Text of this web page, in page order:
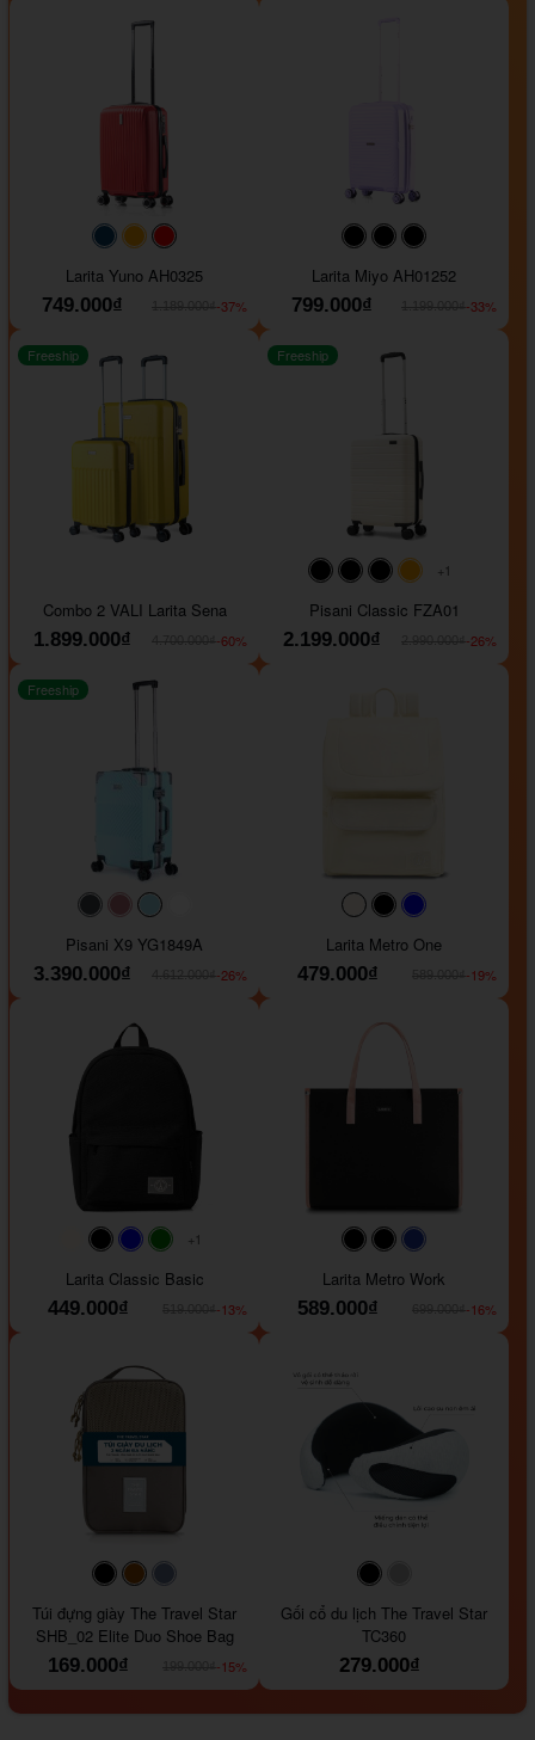
#093f69#ffa500
Larita Yuno AH0325
749.000₫
-37%
#000000#000000
Larita Miyo AH01252
799.000₫
-33%
Freeship
Combo 2 VALI Larita Sena
1.899.000₫
-60%
#000000#000000
#000000
#ffa500
+1
Freeship
Pisani Classic FZA01
2.199.000₫
-26%
#40454a#b76e79
#9ad8e7
Freeship
Pisani X9 YG1849A
3.390.000₫
-26%
#faf0e6#000000
Larita Metro One
479.000₫
-19%
#faf0e6
#000000#0000FF#008000
+1
Larita Classic Basic
449.000₫
-13%
#000000#000000
Larita Metro Work
589.000₫
-16%
#000000#964B00
Túi đựng giày The Travel Star
SHB_02 Elite Duo Shoe Bag
169.000₫
-15%
#000000
Gối cổ du lịch The Travel Star
TC360
279.000₫